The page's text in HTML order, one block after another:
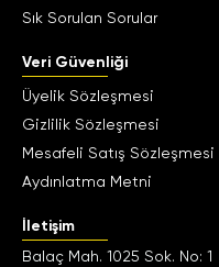
Sık Sorulan Sorular
Veri Güvenliği
Üyelik Sözleşmesi
Gizlilik Sözleşmesi
Mesafeli Satış Sözleşmesi
Aydınlatma Metni
İletişim
Balaç Mah. 1025 Sok. No: 1